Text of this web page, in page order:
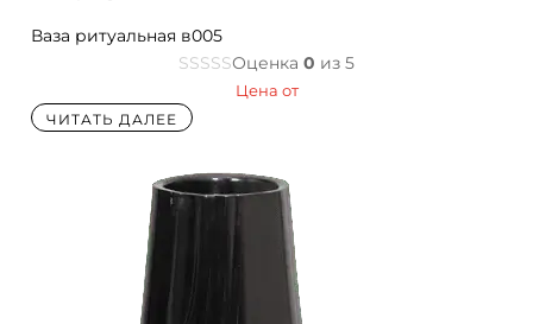
Ваза ритуальная в005
Оценка 0 из 5
Цена от
ЧИТАТЬ ДАЛЕЕ